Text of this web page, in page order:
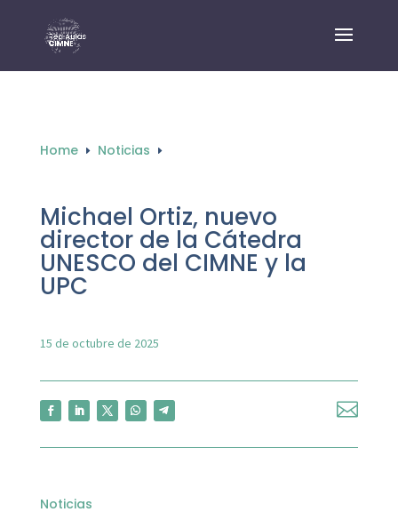
Home E Noticias E
Michael Ortiz, nuevo
director de la Cátedra
UNESCO del CIMNE y la
UPC
15 de octubre de 2025

Noticias